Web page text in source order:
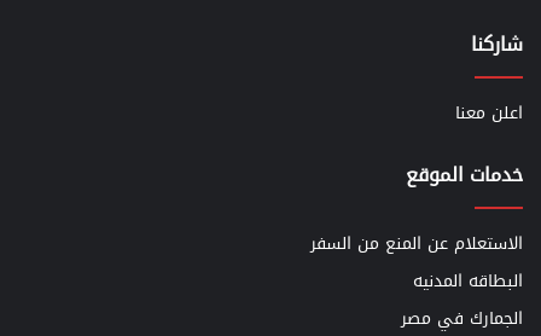
شاركنا
اعلن معنا
خدمات الموقع
الاستعلام عن المنع من السفر
البطاقه المدنيه
الجمارك في مصر